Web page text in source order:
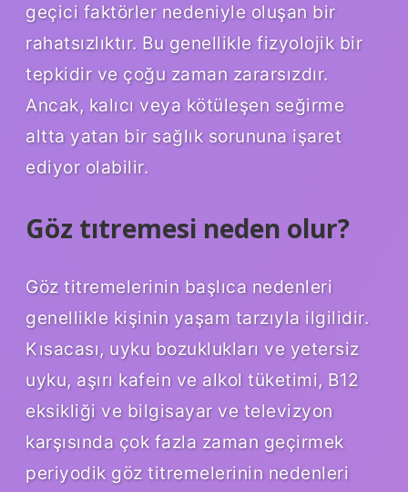
geçici faktörler nedeniyle oluşan bir
rahatsızlıktır. Bu genellikle fizyolojik bir
tepkidir ve çoğu zaman zararsızdır.
Ancak, kalıcı veya kötüleşen seğirme
altta yatan bir sağlık sorununa işaret
ediyor olabilir.
Göz tıtremesi neden olur?
Göz titremelerinin başlıca nedenleri
genellikle kişinin yaşam tarzıyla ilgilidir.
Kısacası, uyku bozuklukları ve yetersiz
uyku, aşırı kafein ve alkol tüketimi, B12
eksikliği ve bilgisayar ve televizyon
karşısında çok fazla zaman geçirmek
periyodik göz titremelerinin nedenleri